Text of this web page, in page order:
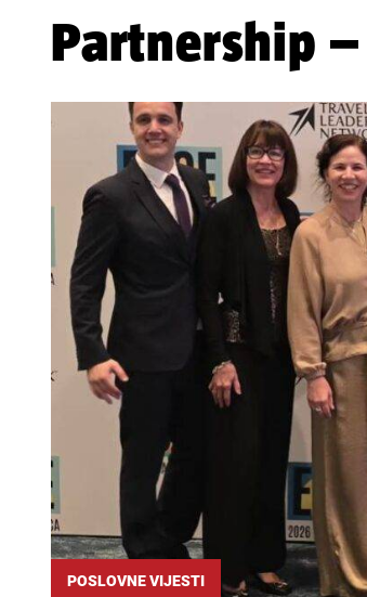
Partnership
POSLOVNE VIJESTI